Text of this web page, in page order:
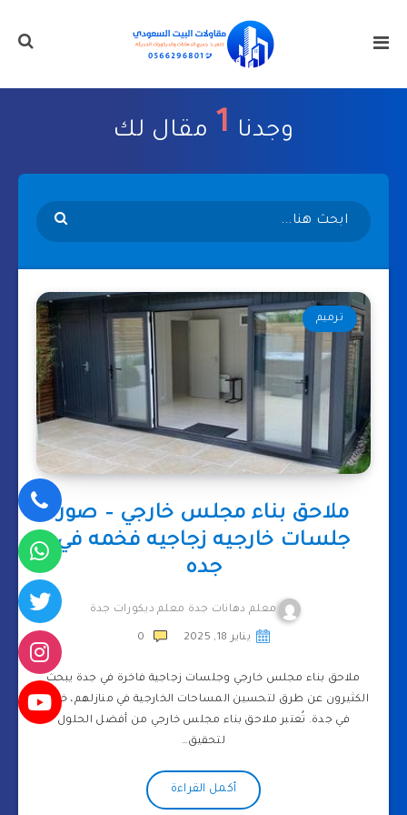
وجدنا 1 مقال لك
ترميم
ملاحق بناء مجلس خارجي – صور
جلسات خارجيه زجاجيه فخمه في
جده
معلم دهانات جدة معلم ديكورات جدة
يناير 18, 2025 0
ملاحق بناء مجلس خارجي وجلسات زجاجية فاخرة في جدة يبحث
الكثيرون عن طرق لتحسين المساحات الخارجية في منازلهم، خاصة
في جدة. تُعتبر ملاحق بناء مجلس خارجي من أفضل الحلول
لتحقيق…
أكمل القراءة